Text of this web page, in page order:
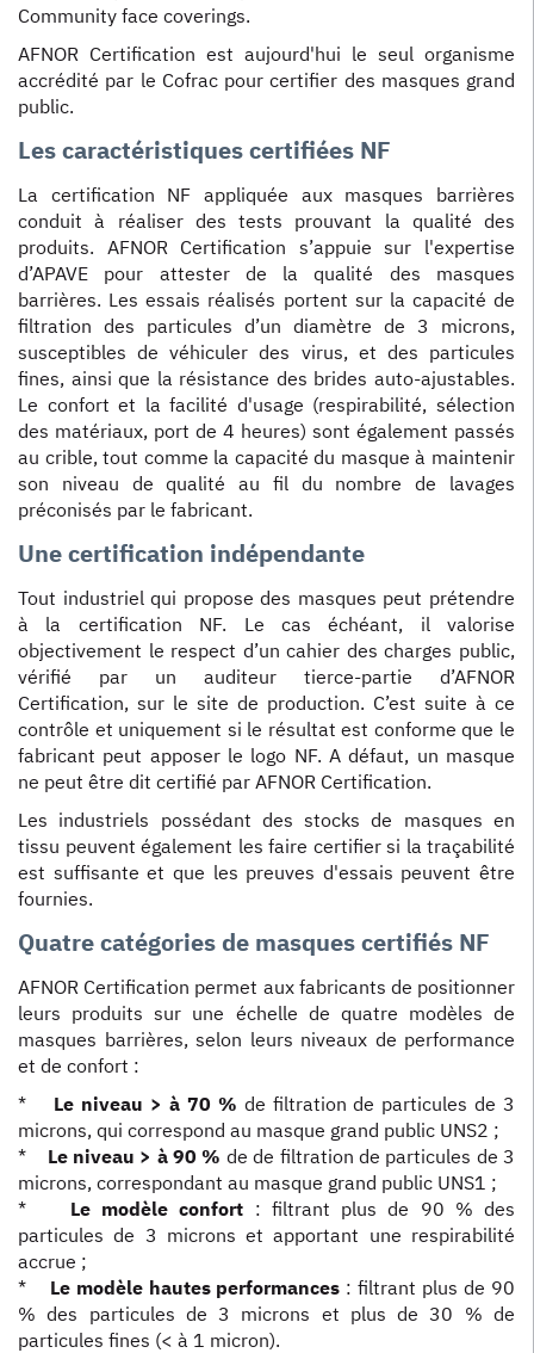
Community face coverings.
AFNOR Certification est aujourd'hui le seul organisme
accrédité par le Cofrac pour certifier des masques grand
public.
Les caractéristiques certifiées NF
La certification NF appliquée aux masques barrières
conduit à réaliser des tests prouvant la qualité des
produits. AFNOR Certification s’appuie sur l'expertise
d’APAVE pour attester de la qualité des masques
barrières. Les essais réalisés portent sur la capacité de
filtration des particules d’un diamètre de 3 microns,
susceptibles de véhiculer des virus, et des particules
fines, ainsi que la résistance des brides auto-ajustables.
Le confort et la facilité d'usage (respirabilité, sélection
des matériaux, port de 4 heures) sont également passés
au crible, tout comme la capacité du masque à maintenir
son niveau de qualité au fil du nombre de lavages
préconisés par le fabricant.
Une certification indépendante
Tout industriel qui propose des masques peut prétendre
à la certification NF. Le cas échéant, il valorise
objectivement le respect d’un cahier des charges public,
vérifié par un auditeur tierce-partie d’AFNOR
Certification, sur le site de production. C’est suite à ce
contrôle et uniquement si le résultat est conforme que le
fabricant peut apposer le logo NF. A défaut, un masque
ne peut être dit certifié par AFNOR Certification.
Les industriels possédant des stocks de masques en
tissu peuvent également les faire certifier si la traçabilité
est suffisante et que les preuves d'essais peuvent être
fournies.
Quatre catégories de masques certifiés NF
AFNOR Certification permet aux fabricants de positionner
leurs produits sur une échelle de quatre modèles de
masques barrières, selon leurs niveaux de performance
et de confort :
* Le niveau > à 70 % de filtration de particules de 3
microns, qui correspond au masque grand public UNS2 ;
*
Le niveau > à 90 % de de filtration de particules de 3
microns, correspondant au masque grand public UNS1 ;
* Le modèle confort : filtrant plus de 90 % des
particules de 3 microns et apportant une respirabilité
accrue ;
* Le modèle hautes performances : filtrant plus de 90
% des particules de 3 microns et plus de 30 % de
particules fines (< à 1 micron).